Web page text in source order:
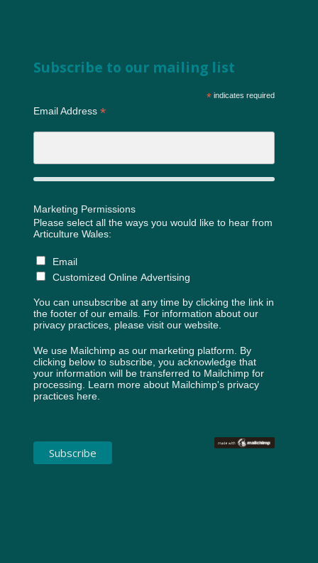
Subscribe to our mailing list
*indicates required
Email Address *
Marketing Permissions
Please select all the ways you would like to hear from
Articulture Wales:
Email
Customized Online Advertising
You can unsubscribe at any time by clicking the link in
the footer of our emails. For information about our
privacy practices, please visit our website.
We use Mailchimp as our marketing platform. By
clicking below to subscribe, you acknowledge that
your information will be transferred to Mailchimp for
processing. Learn more about Mailchimp's privacy
practices here.